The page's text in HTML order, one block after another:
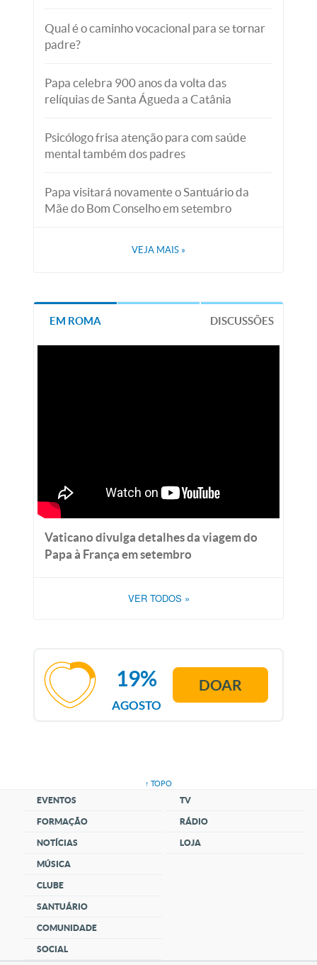
Qual é o caminho vocacional para se tornar
padre?
Papa celebra 900 anos da volta das
relíquias de Santa Águeda a Catânia
Psicólogo frisa atenção para com saúde
mental também dos padres
Papa visitará novamente o Santuário da
Mãe do Bom Conselho em setembro
VEJA MAIS »
EM ROMA DISCUSSÕES
Vaticano divulga detalhes da viagem do
Papa à França em setembro
VER TODOS »
AGOSTO
19% DOAR
↑ TOPO
EVENTOS
FORMAÇÃO
NOTÍCIAS
MÚSICA
CLUBE
SANTUÁRIO
COMUNIDADE
SOCIAL
TV
RÁDIO
LOJA